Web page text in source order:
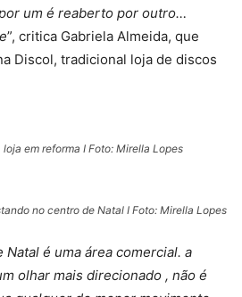
um é reaberto por outro…
”, critica Gabriela Almeida, que
Discol, tradicional loja de discos
em reforma I Foto: Mirella Lopes
no centro de Natal I Foto: Mirella Lopes
é uma área comercial. a
olhar mais direcionado , não é